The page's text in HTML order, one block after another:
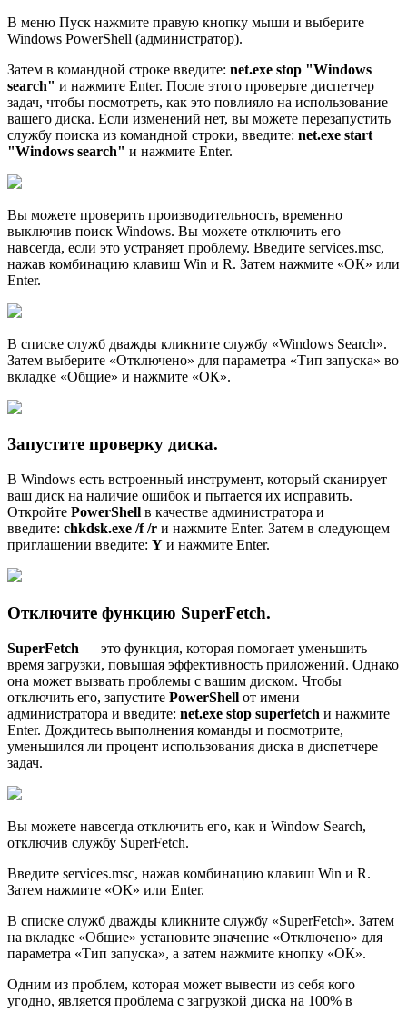
В меню Пуск нажмите правую кнопку мыши и выберите
Windows PowerShell (администратор).
Затем в командной строке введите: net.exe stop "Windows
search" и нажмите Enter. После этого проверьте диспетчер
задач, чтобы посмотреть, как это повлияло на использование
вашего диска. Если изменений нет, вы можете перезапустить
службу поиска из командной строки, введите: net.exe start
"Windows search" и нажмите Enter.
Вы можете проверить производительность, временно
выключив поиск Windows. Вы можете отключить его
навсегда, если это устраняет проблему. Введите services.msc,
нажав комбинацию клавиш Win и R. Затем нажмите «ОК» или
Enter.
В списке служб дважды кликните службу «Windows Search».
Затем выберите «Отключено» для параметра «Тип запуска» во
вкладке «Общие» и нажмите «ОК».
Запустите проверку диска.
В Windows есть встроенный инструмент, который сканирует
ваш диск на наличие ошибок и пытается их исправить.
Откройте PowerShell в качестве администратора и
введите: chkdsk.exe /f /r и нажмите Enter. Затем в следующем
приглашении введите: Y и нажмите Enter.
Отключите функцию SuperFetch.
SuperFetch — это функция, которая помогает уменьшить
время загрузки, повышая эффективность приложений. Однако
она может вызвать проблемы с вашим диском. Чтобы
отключить его, запустите PowerShell от имени
администратора и введите: net.exe stop superfetch и нажмите
Enter. Дождитесь выполнения команды и посмотрите,
уменьшился ли процент использования диска в диспетчере
задач.
Вы можете навсегда отключить его, как и Window Search,
отключив службу SuperFetch.
Введите services.msc, нажав комбинацию клавиш Win и R.
Затем нажмите «ОК» или Enter.
В списке служб дважды кликните службу «SuperFetch». Затем
на вкладке «Общие» установите значение «Отключено» для
параметра «Тип запуска», а затем нажмите кнопку «ОК».
Одним из проблем, которая может вывести из себя кого
угодно, является проблема с загрузкой диска на 100% в